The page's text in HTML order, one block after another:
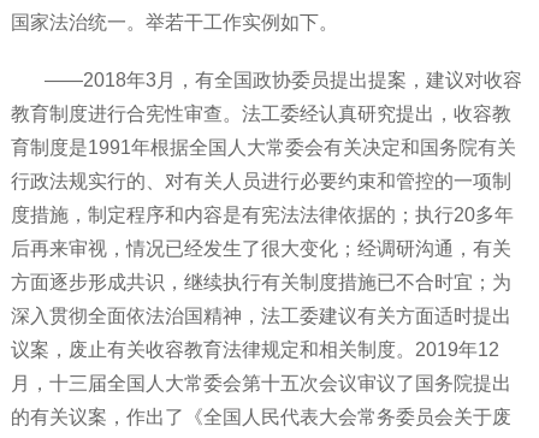
国家法治统一。举若干工作实例如下。
——2018年3月，有全国政协委员提出提案，建议对收容
教育制度进行合宪性审查。法工委经认真研究提出，收容教
育制度是1991年根据全国人大常委会有关决定和国务院有关
行政法规实行的、对有关人员进行必要约束和管控的一项制
度措施，制定程序和内容是有宪法法律依据的；执行20多年
后再来审视，情况已经发生了很大变化；经调研沟通，有关
方面逐步形成共识，继续执行有关制度措施已不合时宜；为
深入贯彻全面依法治国精神，法工委建议有关方面适时提出
议案，废止有关收容教育法律规定和相关制度。2019年12
月，十三届全国人大常委会第十五次会议审议了国务院提出
的有关议案，作出了《全国人民代表大会常务委员会关于废